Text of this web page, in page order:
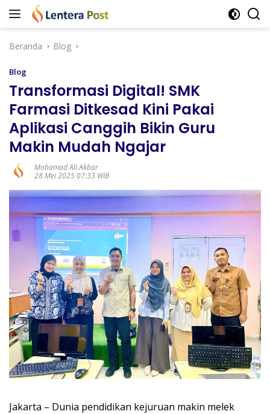
Langsung
Beranda
Blog
Blog
Transformasi Digital! SMK
Farmasi Ditkesad Kini Pakai
Aplikasi Canggih Bikin Guru
Makin Mudah Ngajar
Mohamad Ali Akbar
28 Mei 2025 07:33 WIB
Jakarta – Dunia pendidikan kejuruan makin melek